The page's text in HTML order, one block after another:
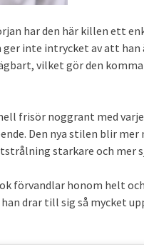
har den här killen ett
inte intrycket av att han
vilket gör den
frisör noggrant med
Den nya stilen blir
starkare och mer
förvandlar honom helt
drar till sig så mycket